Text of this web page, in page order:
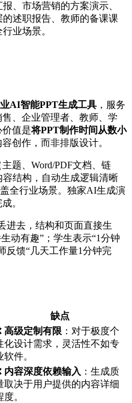
、市场营销的方案演示、
述职报告、教师的备课课
业场景。
AI智能PPT生成工具 ，服务
、企业管理者、教师、学
价值是将PPT制作时间从数小
创作，而非排版设计。
题、Word/PDF文档、链
结构，自动生成逻辑清晰
全行业场景。独家AI生成演
。
进去，结构和页面直接生
动有趣”；学生表示“1分钟
反馈“几天工作量1分钟完
缺点
高级定制有限 ：对于极度个
化设计需求，灵活性不如专
软件。
内容深度依赖输入 ：生成质
取决于用户提供的内容详细
度。